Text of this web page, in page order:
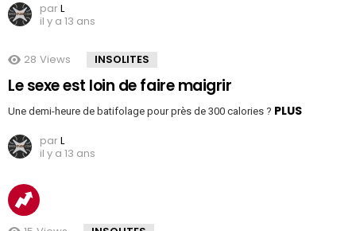
parL
il y a 13 ans
28 Views INSOLITES
Le sexe est loin de faire maigrir
Une demi-heure de batifolage pour près de 300 calories ? PLUS
parL
il y a 13 ans